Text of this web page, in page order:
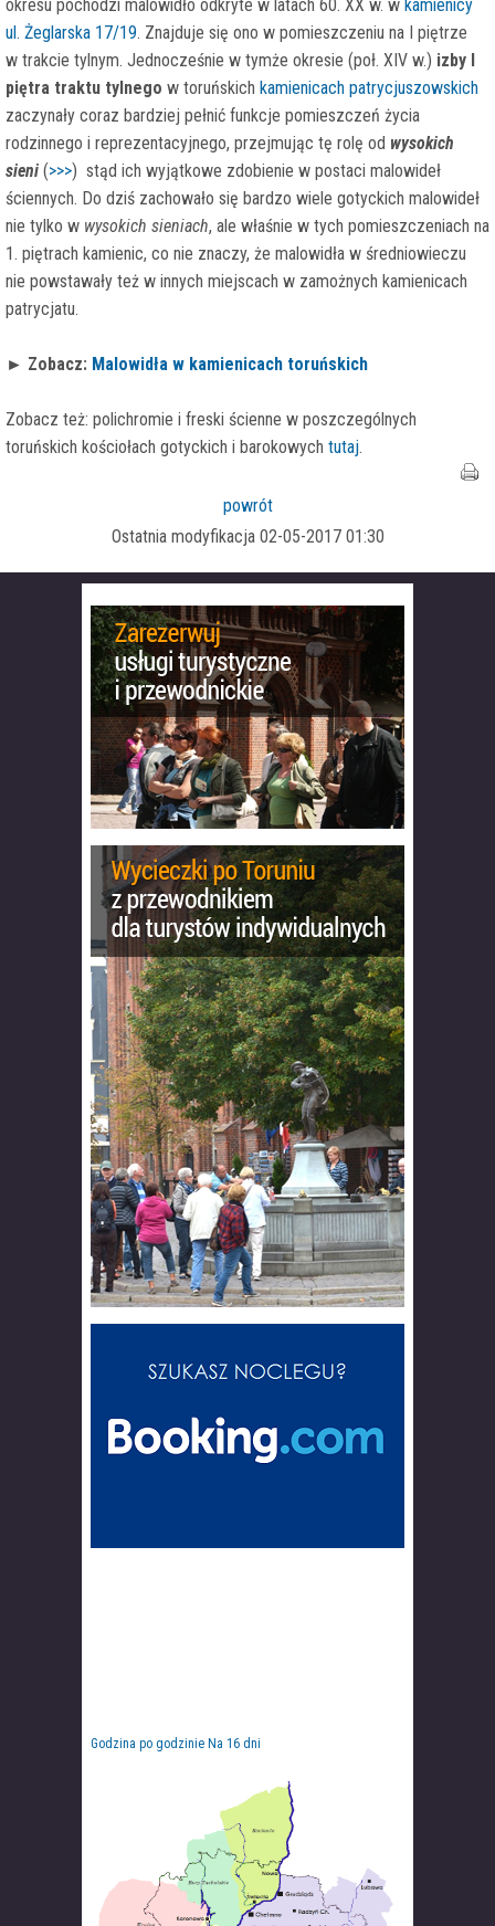
okresu pochodzi malowidło odkryte w latach 60. XX w. w kamienicy
ul. Żeglarska 17/19. Znajduje się ono w pomieszczeniu na I piętrze
w trakcie tylnym. Jednocześnie w tymże okresie (poł. XIV w.) izby I
piętra traktu tylnego w toruńskich kamienicach patrycjuszowskich
zaczynały coraz bardziej pełnić funkcje pomieszczeń życia
rodzinnego i reprezentacyjnego, przejmując tę rolę od wysokich
sieni (>>>) stąd ich wyjątkowe zdobienie w postaci malowideł
ściennych. Do dziś zachowało się bardzo wiele gotyckich malowideł
nie tylko w wysokich sieniach, ale właśnie w tych pomieszczeniach na
1. piętrach kamienic, co nie znaczy, że malowidła w średniowieczu
nie powstawały też w innych miejscach w zamożnych kamienicach
patrycjatu.
► Zobacz: Malowidła w kamienicach toruńskich
Zobacz też: polichromie i freski ścienne w poszczególnych
toruńskich kościołach gotyckich i barokowych tutaj.
powrót
Ostatnia modyfikacja 02-05-2017 01:30
Godzina po godzinie Na 16 dni